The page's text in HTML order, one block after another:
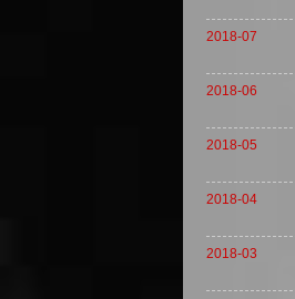
2018-07
2018-06
2018-05
2018-04
2018-03